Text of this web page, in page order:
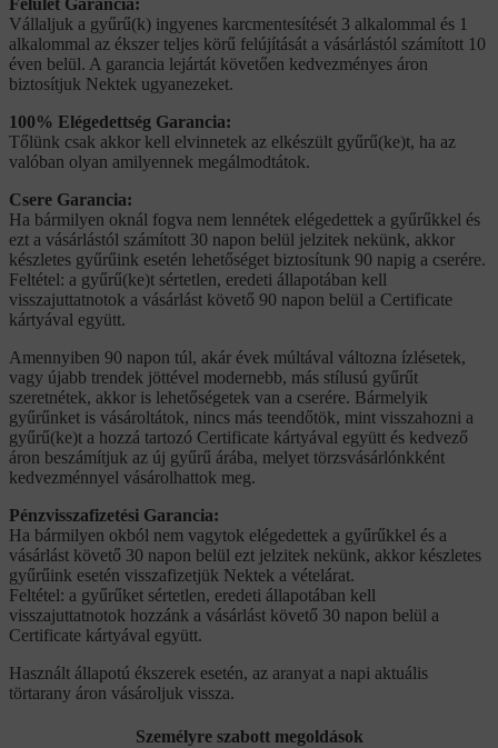
Vállaljuk a gyűrű(k) ingyenes karcmentesítését 3 alkalommal és 1
alkalommal az ékszer teljes körű felújítását a vásárlástól számított 10
éven belül. A garancia lejártát követően kedvezményes áron
biztosítjuk Nektek ugyanezeket.
100% Elégedettség Garancia:
Tőlünk csak akkor kell elvinnetek az elkészült gyűrű(ke)t, ha az
valóban olyan amilyennek megálmodtátok.
Csere Garancia:
Ha bármilyen oknál fogva nem lennétek elégedettek a gyűrűkkel és
ezt a vásárlástól számított 30 napon belül jelzitek nekünk, akkor
készletes gyűrűink esetén lehetőséget biztosítunk 90 napig a cserére.
Feltétel: a gyűrű(ke)t sértetlen, eredeti állapotában kell
visszajuttatnotok a vásárlást követő 90 napon belül a Certificate
kártyával együtt.
Amennyiben 90 napon túl, akár évek múltával változna ízlésetek,
vagy újabb trendek jöttével modernebb, más stílusú gyűrűt
szeretnétek, akkor is lehetőségetek van a cserére. Bármelyik
gyűrűnket is vásároltátok, nincs más teendőtök, mint visszahozni a
gyűrű(ke)t a hozzá tartozó Certificate kártyával együtt és kedvező
áron beszámítjuk az új gyűrű árába, melyet törzsvásárlónkként
kedvezménnyel vásárolhattok meg.
Pénzvisszafizetési Garancia:
Ha bármilyen okból nem vagytok elégedettek a gyűrűkkel és a
vásárlást követő 30 napon belül ezt jelzitek nekünk, akkor készletes
gyűrűink esetén visszafizetjük Nektek a vételárat.
Feltétel: a gyűrűket sértetlen, eredeti állapotában kell
visszajuttatnotok hozzánk a vásárlást követő 30 napon belül a
Certificate kártyával együtt.
Használt állapotú ékszerek esetén, az aranyat a napi aktuális
törtarany áron vásároljuk vissza.
Személyre szabott megoldások